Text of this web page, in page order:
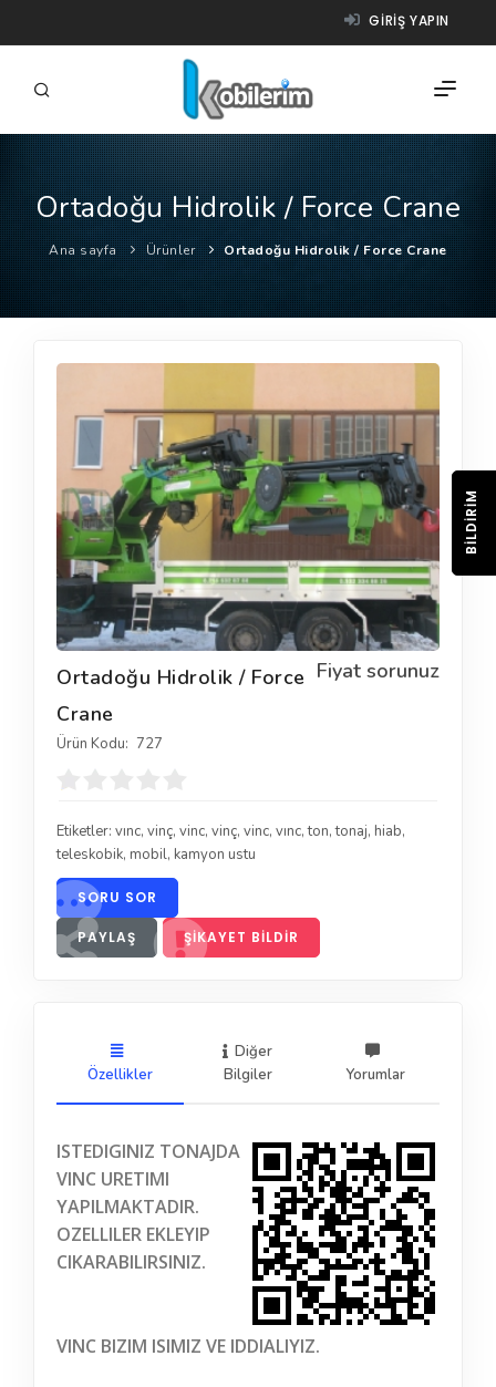
GIRIŞ YAPIN
FIRMALAR
ÜRÜNLER
NASIL ÇALIŞIR?
YARDIM
Ortadoğu Hidrolik / Force Crane
Ana sayfa Ürünler Ortadoğu Hidrolik / Force Crane
Fiyat sorunuz
Ortadoğu Hidrolik / Force
Crane
Ürün Kodu: 727
Etiketler: vınc, vinç, vinc, vinç, vinc, vınc,ton,tonaj, hiab,
teleskobik, mobil, kamyon ustu
SORU SOR
PAYLAŞ ŞIKAYET BILDIR
Özellikler
Diğer
Bilgiler
Yorumlar
ISTEDIGINIZ TONAJDA
VINC URETIMI
YAPILMAKTADIR.
OZELLILER EKLEYIP
CIKARABILIRSINIZ.
VINC BIZIM ISIMIZ VE IDDIALIYIZ.
BILDIRIM